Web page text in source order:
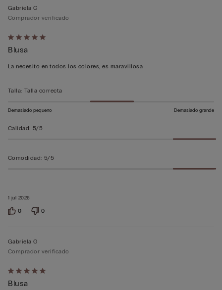
Calificación
de
5
5
1 jul 2026
Gabriela G
Comprador verificado
Blusa
La necesito en todos los colores, es maravillosa
Talla: Talla correcta
Demasiado pequeño Demasiado grande
Calidad: 5/5
Comodidad: 5/5
0 0
Calificación
de
Gabriela G
Comprador verificado
Blusa